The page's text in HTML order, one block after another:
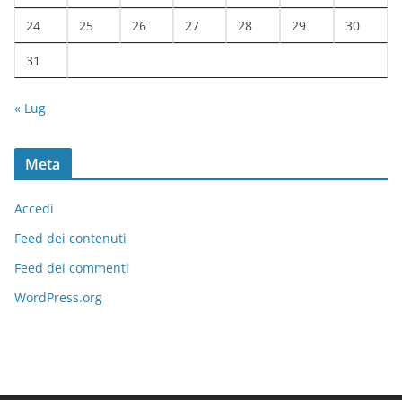
24 25 26 27 28 29 30
31
« Lug
Meta
Accedi
Feed dei contenuti
Feed dei commenti
WordPress.org